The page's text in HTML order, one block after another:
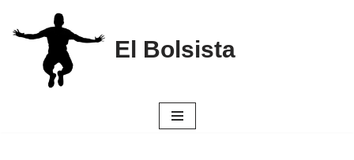
Saltar
contenido
El Bolsista